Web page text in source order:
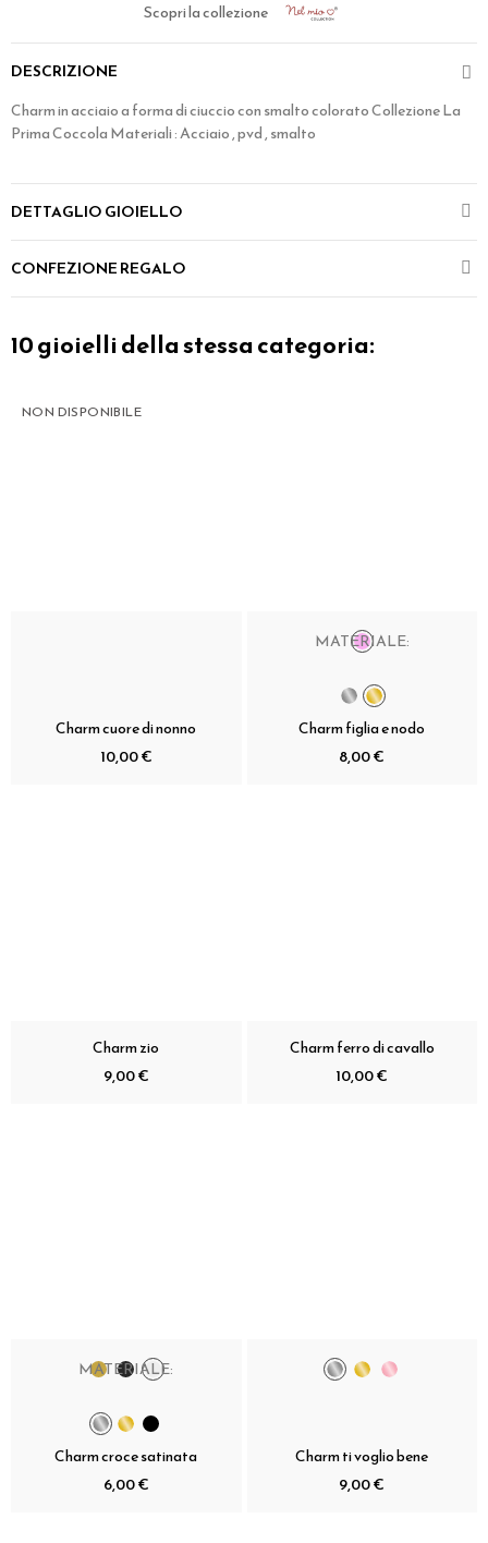
Scopri la collezione
DESCRIZIONE
Charm in acciaio a forma di ciuccio con smalto colorato Collezione La
Prima Coccola Materiali : Acciaio , pvd , smalto
DETTAGLIO GIOIELLO
CONFEZIONE REGALO
10 gioielli della stessa categoria:
NON DISPONIBILE
Charm cuore di nonno
10,00 €
MATERIALE:
Charm figlia e nodo
8,00 €
Charm zio
9,00 €
Charm ferro di cavallo
10,00 €
MATERIALE:
Charm croce satinata
6,00 €
Charm ti voglio bene
9,00 €